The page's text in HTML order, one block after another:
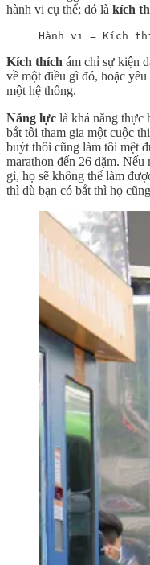
hành vi cụ thể; đó là kích
Hành vi = Kích
Kích thích ám chỉ sự kiện
về một điều gì đó, hoặc
một hệ thống.
Năng lực là khả năng thực
bắt tôi tham gia một cuộc
buýt thôi cũng làm tôi mệt
marathon đến 26 dặm.
gì, họ sẽ không thể làm
thì dù bạn có bắt thì họ